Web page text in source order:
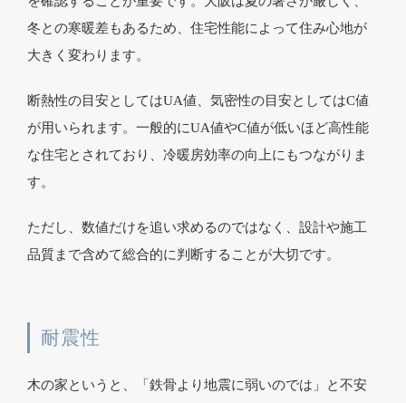
冬との寒暖差もあるため、住宅性能によって住み心地が
大きく変わります。
断熱性の目安としてはUA値、気密性の目安としてはC値
が用いられます。一般的にUA値やC値が低いほど高性能
な住宅とされており、冷暖房効率の向上にもつながりま
す。
ただし、数値だけを追い求めるのではなく、設計や施工
品質まで含めて総合的に判断することが大切です。
耐震性
木の家というと、「鉄骨より地震に弱いのでは」と不安